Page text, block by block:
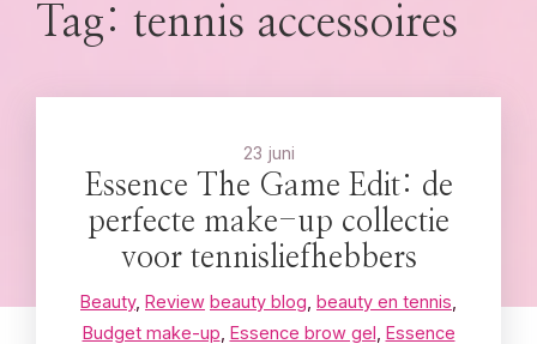
Tag: tennis accessoires
23 juni
Essence The Game Edit: de
perfecte make-up collectie
voor tennisliefhebbers
Beauty, Review beauty blog beauty en tennis
Budget make-up Essence brow gel Essence